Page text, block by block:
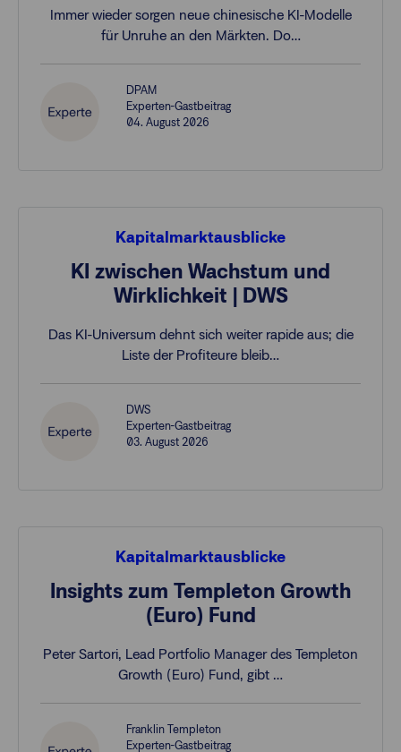
Immer wieder sorgen neue chinesische KI-Modelle
für Unruhe an den Märkten. Do…
DPAM
Experten-Gastbeitrag
04. August 2026
Kapitalmarktausblicke
KI zwischen Wachstum und
Wirklichkeit | DWS
Das KI-Universum dehnt sich weiter rapide aus; die
Liste der Profiteure bleib…
DWS
Experten-Gastbeitrag
03. August 2026
Kapitalmarktausblicke
Insights zum Templeton Growth
(Euro) Fund
Peter Sartori, Lead Portfolio Manager des Templeton
Growth (Euro) Fund, gibt …
Franklin Templeton
Experten-Gastbeitrag